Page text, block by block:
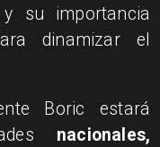
y su importancia
dinamizar el
Boric estará
nacionales,